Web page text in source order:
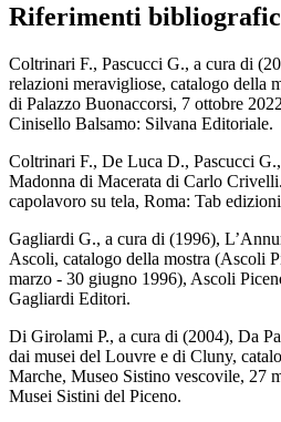
Riferimenti
Coltrinari F., Pascucci G., a cura di
relazioni meravigliose, catalogo della
di Palazzo Buonaccorsi, 7 ottobre
Cinisello Balsamo: Silvana Editoriale.
Coltrinari F., De Luca D., Pascucci
Madonna di Macerata di Carlo
capolavoro su tela, Roma: Tab
Gagliardi G., a cura di (1996),
Ascoli, catalogo della mostra (Ascoli
marzo - 30 giugno 1996), Ascoli
Gagliardi Editori.
Di Girolami P., a cura di (2004), Da
dai musei del Louvre e di Cluny,
Marche, Museo Sistino vescovile, 27
Musei Sistini del Piceno.